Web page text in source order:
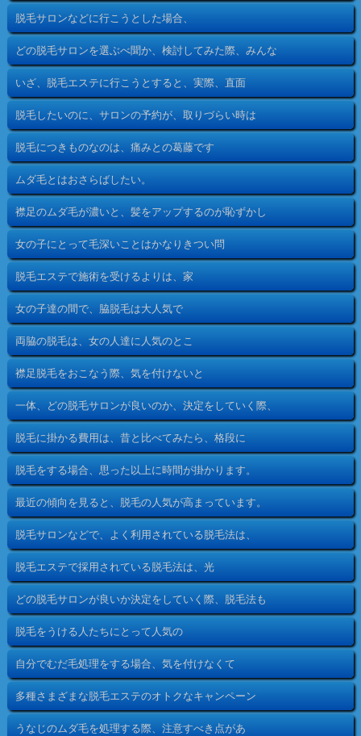
脱毛サロンなどに行こうとした場合、
どの脱毛サロンを選ぶべ聞か、検討してみた際、みんな
いざ、脱毛エステに行こうとすると、実際、直面
脱毛したいのに、サロンの予約が、取りづらい時は
脱毛につきものなのは、痛みとの葛藤です
ムダ毛とはおさらばしたい。
襟足のムダ毛が濃いと、髪をアップするのが恥ずかし
女の子にとって毛深いことはかなりきつい問
脱毛エステで施術を受けるよりは、家
女の子達の間で、脇脱毛は大人気で
両脇の脱毛は、女の人達に人気のとこ
襟足脱毛をおこなう際、気を付けないと
一体、どの脱毛サロンが良いのか、決定をしていく際、
脱毛に掛かる費用は、昔と比べてみたら、格段に
脱毛をする場合、思った以上に時間が掛かります。
最近の傾向を見ると、脱毛の人気が高まっています。
脱毛サロンなどで、よく利用されている脱毛法は、
脱毛エステで採用されている脱毛法は、光
どの脱毛サロンが良いか決定をしていく際、脱毛法も
脱毛をうける人たちにとって人気の
自分でむだ毛処理をする場合、気を付けなくて
多種さまざまな脱毛エステのオトクなキャンペーン
うなじのムダ毛を処理する際、注意すべき点があ